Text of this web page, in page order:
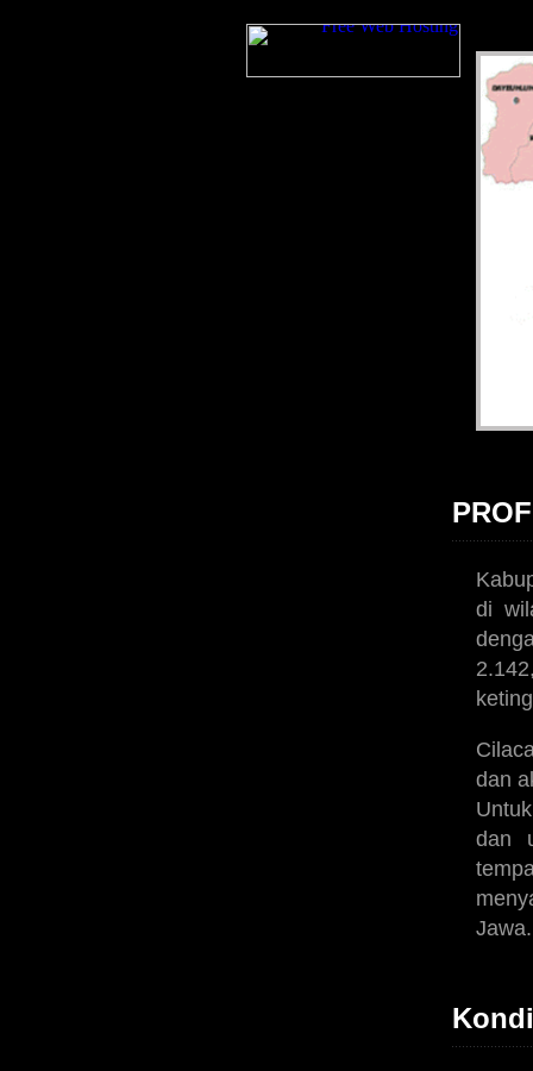
di
dan
dan
Jawa.